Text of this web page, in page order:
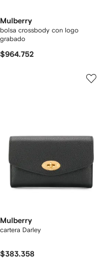
Mulberry
bolsa crossbody con logo
grabado
$964.752
Mulberry
cartera Darley
$383.358